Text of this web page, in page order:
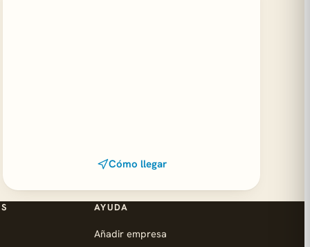
Cómo llegar
AYUDA
Añadir empresa